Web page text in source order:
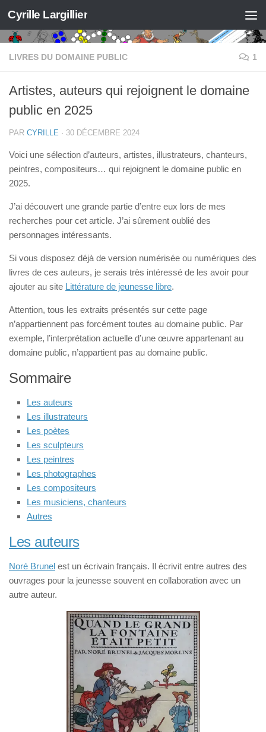
Skip to content
Cyrille Largillier
LIVRES DU DOMAINE PUBLIC 1
Artistes, auteurs qui rejoignent le domaine
public en 2025
PAR CYRILLE · 30 DÉCEMBRE 2024
Voici une sélection d’auteurs, artistes, illustrateurs, chanteurs,
peintres, compositeurs… qui rejoignent le domaine public en
2025.
J’ai découvert une grande partie d’entre eux lors de mes
recherches pour cet article. J’ai sûrement oublié des
personnages intéressants.
Si vous disposez déjà de version numérisée ou numériques des
livres de ces auteurs, je serais très intéressé de les avoir pour
ajouter au site Littérature de jeunesse libre.
Attention, tous les extraits présentés sur cette page
n’appartiennent pas forcément toutes au domaine public. Par
exemple, l’interprétation actuelle d’une œuvre appartenant au
domaine public, n’appartient pas au domaine public.
Sommaire
Les auteurs
Les illustrateurs
Les poètes
Les sculpteurs
Les peintres
Les photographes
Les compositeurs
Les musiciens, chanteurs
Autres
Les auteurs
Noré Brunel est un écrivain français. Il écrivit entre autres des
ouvrages pour la jeunesse souvent en collaboration avec un
autre auteur.